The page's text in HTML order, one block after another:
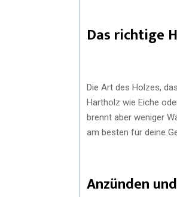
Das richtige
Die Art des Holzes,
Hartholz wie Eiche
brennt aber weniger
am besten für deine
Anzünden